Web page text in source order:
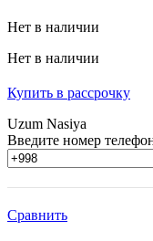
Нет в наличии
Нет в наличии
Купить в рассрочку
Uzum Nasiya
Введите номер
Сравнить